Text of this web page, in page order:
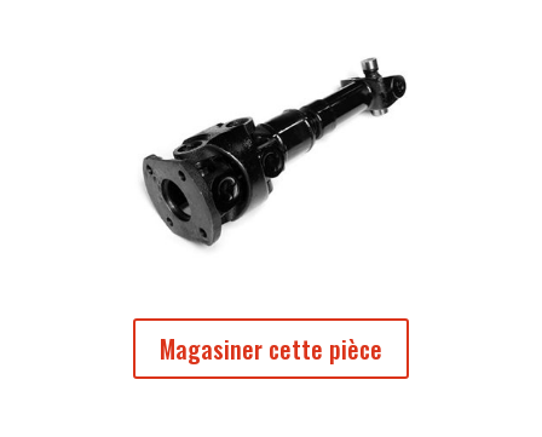
Magasiner cette pièce